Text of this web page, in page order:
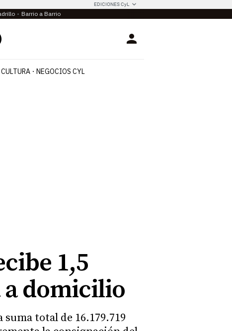
EDICIONES CyL
Barrio a Barrio
Login
CULTURA NEGOCIOS CYL
1,5
domicilio
total de 16.179.719